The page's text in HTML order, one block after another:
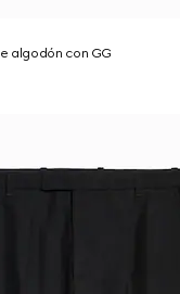
algodón con GG